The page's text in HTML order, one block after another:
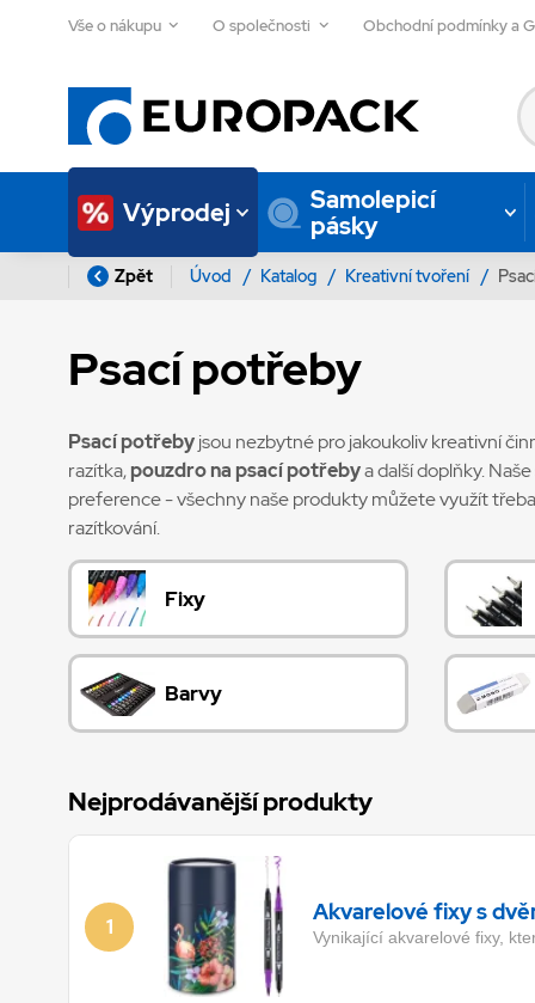
Vše o nákupu O společnosti Obchodní podmínky a
Výprodej
Samolepicí
pásky
Zpět Úvod / Katalog / Kreativní tvoření /
Psací potřeby
Psací potřebyjsou nezbytné pro jakoukoliv kreativní
razítka,pouzdro na psací potřebya další doplňky.
preference - všechny naše produkty můžete využít
razítkování.
Fixy
Barvy
Nejprodávanější produkty
1
Akvarelové fixy s
Vynikající akvarelové fixy,